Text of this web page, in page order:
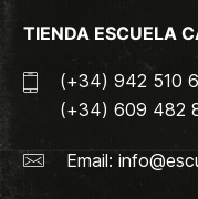
TIENDA ESCUELA
(+34) 942 510
(+34) 609 482
Email: